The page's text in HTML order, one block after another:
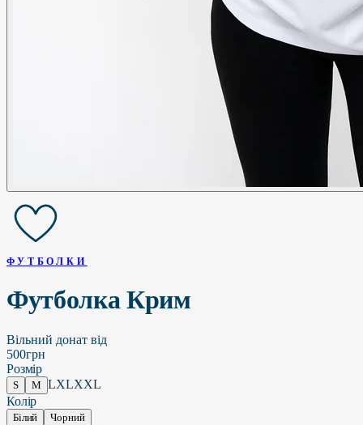
ФУТБОЛКИ
Футболка Крим
Вільний донат від
500грн
Розмір
S M LXLXXL
Колір
Білий Чорний